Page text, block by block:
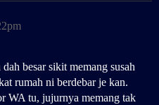
besar sikit memang susah
rumah ni berdebar je kan.
WA tu, jujurnya memang tak